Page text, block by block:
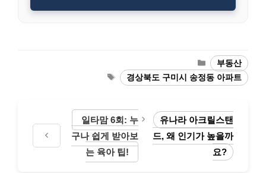
Categories
부동산
Tags경상북도 구미시 송정동 아파트
일타맘 6회: 누
구나 쉽게 받아보
는 육아 팁!
유나라 아크릴스탠
드, 왜 인기가 높을까
요?